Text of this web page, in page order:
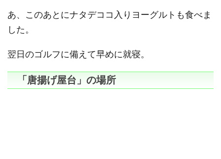
あ、このあとにナタデココ入りヨーグルトも食べま
した。
翌日のゴルフに備えて早めに就寝。
「唐揚げ屋台」の場所